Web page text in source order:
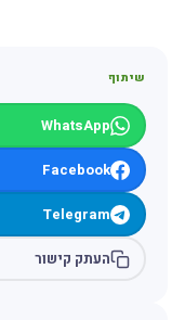
שיתוף
WhatsApp
Facebook
Telegram
העתק קישור